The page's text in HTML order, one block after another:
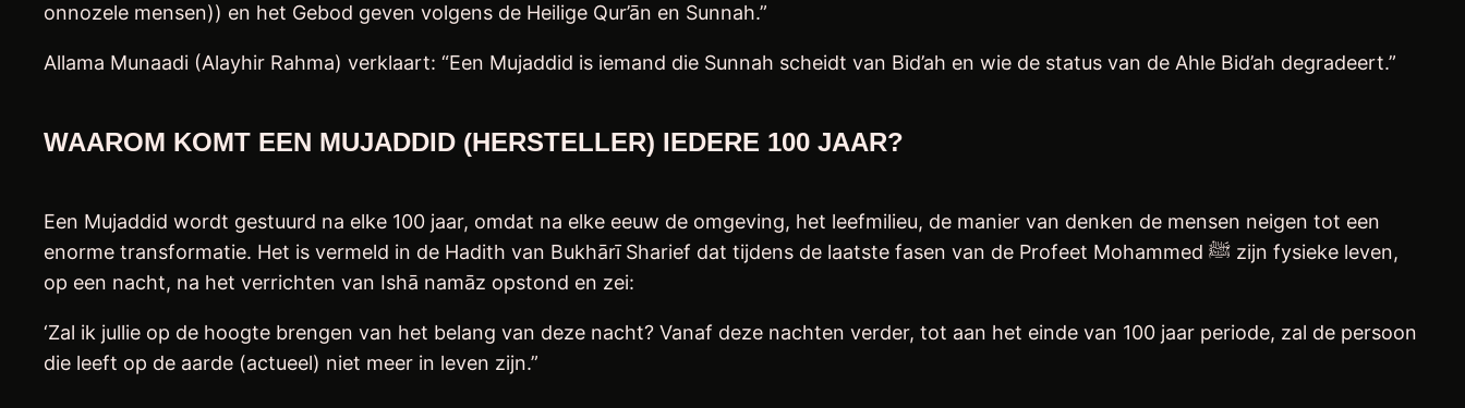
onnozele mensen)) en het Gebod geven volgens de Heilige Qur’ān en Sunnah.”
Allama Munaadi (Alayhir Rahma) verklaart: “Een Mujaddid is iemand die Sunnah scheidt van Bid’ah en wie de status van de Ahle Bid’ah degradeert.”
WAAROM KOMT EEN MUJADDID (HERSTELLER) IEDERE 100 JAAR?
Een Mujaddid wordt gestuurd na elke 100 jaar, omdat na elke eeuw de omgeving, het leefmilieu, de manier van denken de mensen neigen tot een
enorme transformatie. Het is vermeld in de Hadith van Bukhārī Sharief dat tijdens de laatste fasen van de Profeet Mohammed ﷺ zijn fysieke leven,
op een nacht, na het verrichten van Ishā namāz opstond en zei:
‘Zal ik jullie op de hoogte brengen van het belang van deze nacht? Vanaf deze nachten verder, tot aan het einde van 100 jaar periode, zal de persoon
die leeft op de aarde (actueel) niet meer in leven zijn.”